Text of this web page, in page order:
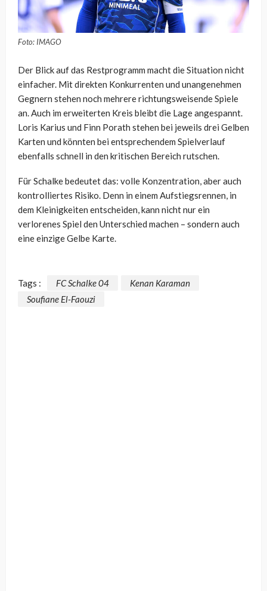
Foto: IMAGO
Der Blick auf das Restprogramm macht die Situation nicht
einfacher. Mit direkten Konkurrenten und unangenehmen
Gegnern stehen noch mehrere richtungsweisende Spiele
an. Auch im erweiterten Kreis bleibt die Lage angespannt.
Loris Karius und Finn Porath stehen bei jeweils drei Gelben
Karten und könnten bei entsprechendem Spielverlauf
ebenfalls schnell in den kritischen Bereich rutschen.
Für Schalke bedeutet das: volle Konzentration, aber auch
kontrolliertes Risiko. Denn in einem Aufstiegsrennen, in
dem Kleinigkeiten entscheiden, kann nicht nur ein
verlorenes Spiel den Unterschied machen – sondern auch
eine einzige Gelbe Karte.
Tags : FC Schalke 04
Kenan Karaman
Soufiane El-Faouzi